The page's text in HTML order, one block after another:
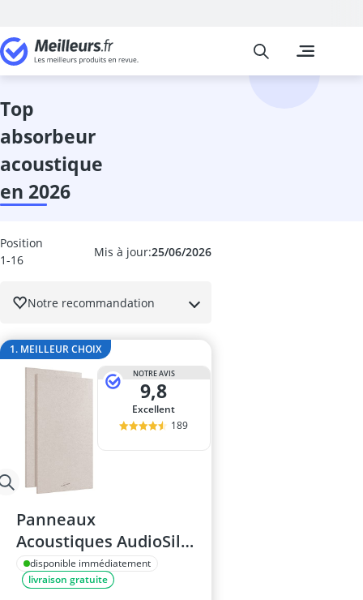
High-Tech
Absorbeur
Meilleurs
top
absorbeur
acoustique
en 2026
Mis à jour:25/06/2026
Position
1-16
Notre recommandation
1. MEILLEUR CHOIX
NOTRE AVIS
9,8
Excellent
189
Panneaux
Acoustiques AudioSilk
116 x 58cm
disponible immédiatement
livraison gratuite